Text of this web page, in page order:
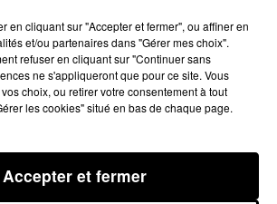
ACTUALITÉS
AQUITAINE
8h12
en cliquant sur "Accepter et fermer", ou affiner en
et/ou partenaires dans "Gérer mes choix".
refuser en cliquant sur "Continuer sans
ne s'appliqueront que pour ce site. Vous
choix, ou retirer votre consentement à tout
les cookies" situé en bas de chaque page.
Accepter et fermer